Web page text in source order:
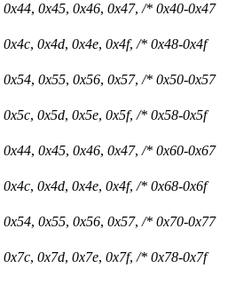
0x44, 0x45, 0x46, 0x47, /* 0x40-0x47
0x4c, 0x4d, 0x4e, 0x4f, /* 0x48-0x4f
0x54, 0x55, 0x56, 0x57, /* 0x50-0x57
0x5c, 0x5d, 0x5e, 0x5f, /* 0x58-0x5f
0x44, 0x45, 0x46, 0x47, /* 0x60-0x67
0x4c, 0x4d, 0x4e, 0x4f, /* 0x68-0x6f
0x54, 0x55, 0x56, 0x57, /* 0x70-0x77
0x7c, 0x7d, 0x7e, 0x7f, /* 0x78-0x7f